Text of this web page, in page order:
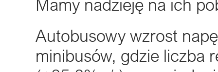
Autobusowy wzrost
minibusów, gdzie liczba